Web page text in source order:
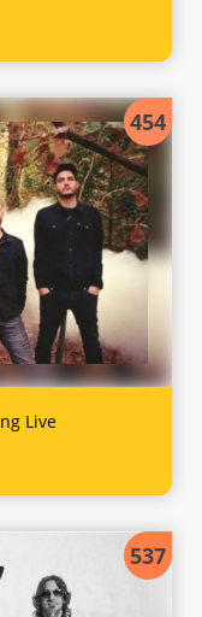
454
Live
537